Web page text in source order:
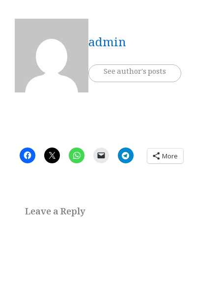
admin
See author's posts
More
Leave a Reply